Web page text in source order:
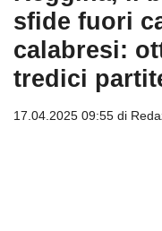
sfide fuori
calabresi:
tredici
17.04.2025 09:55 di